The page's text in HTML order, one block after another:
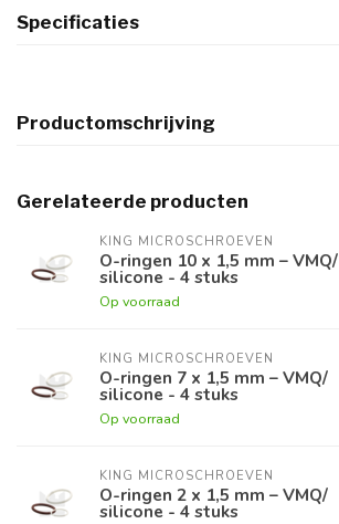
Specificaties
Productomschrijving
Gerelateerde producten
KING MICROSCHROEVEN
O-ringen 10 x 1,5 mm – VMQ/
silicone - 4 stuks
Op voorraad
KING MICROSCHROEVEN
O-ringen 7 x 1,5 mm – VMQ/
silicone - 4 stuks
Op voorraad
KING MICROSCHROEVEN
O-ringen 2 x 1,5 mm – VMQ/
silicone - 4 stuks